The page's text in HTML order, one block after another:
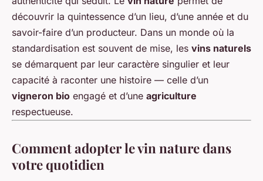
découvrir la quintessence d’un lieu, d’une année et du
savoir-faire d’un producteur. Dans un monde où la
standardisation est souvent de mise, les vins naturels
se démarquent par leur caractère singulier et leur
capacité à raconter une histoire — celle d’un
vigneron bio engagé et d’une agriculture
respectueuse.
Comment adopter le vin nature dans
votre quotidien